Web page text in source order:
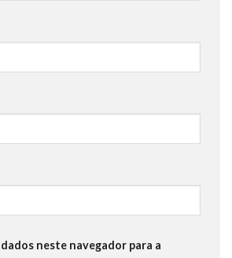
neste navegador para a